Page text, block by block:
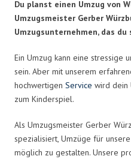
Du planst einen Umzug von
Umzugsmeister Gerber
Umzugsunternehmen, das du
Ein Umzug kann eine stressige
sein. Aber mit unserem
hochwertigen Service wird dein
zum Kinderspiel.
Als Umzugsmeister Gerber
spezialisiert, Umzüge für
möglich zu gestalten. Unsere